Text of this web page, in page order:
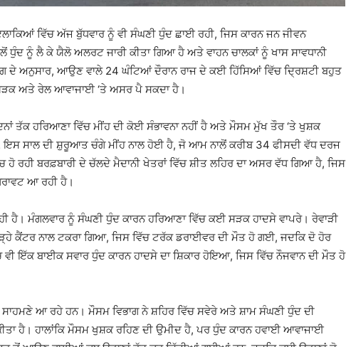
ਵਿੱਚ ਅੱਜ ਬੁੱਧਵਾਰ ਨੂੰ ਵੀ ਸੰਘਣੀ ਧੁੰਦ ਛਾਈ ਰਹੀ, ਜਿਸ ਕਾਰਨ ਜਨ ਜੀਵਨ
ਧੁੰਦ ਨੂੰ ਲੈ ਕੇ ਯੈਲੋ ਅਲਰਟ ਜਾਰੀ ਕੀਤਾ ਗਿਆ ਹੈ ਅਤੇ ਵਾਹਨ ਚਾਲਕਾਂ ਨੂੰ ਖਾਸ ਸਾਵਧਾਨੀ
ਦੇ ਅਨੁਸਾਰ, ਆਉਣ ਵਾਲੇ 24 ਘੰਟਿਆਂ ਦੌਰਾਨ ਰਾਜ ਦੇ ਕਈ ਹਿੱਸਿਆਂ ਵਿੱਚ ਦ੍ਰਿਸ਼ਟੀ ਬਹੁਤ
ਅਤੇ ਰੇਲ ਆਵਾਜਾਈ ‘ਤੇ ਅਸਰ ਪੈ ਸਕਦਾ ਹੈ।
ਤੱਕ ਹਰਿਆਣਾ ਵਿੱਚ ਮੀਂਹ ਦੀ ਕੋਈ ਸੰਭਾਵਨਾ ਨਹੀਂ ਹੈ ਅਤੇ ਮੌਸਮ ਮੁੱਖ ਤੌਰ ‘ਤੇ ਖੁਸ਼ਕ
ਇਸ ਸਾਲ ਦੀ ਸ਼ੁਰੂਆਤ ਚੰਗੇ ਮੀਂਹ ਨਾਲ ਹੋਈ ਹੈ, ਜੋ ਆਮ ਨਾਲੋਂ ਕਰੀਬ 34 ਫੀਸਦੀ ਵੱਧ ਦਰਜ
ਹੋ ਰਹੀ ਬਰਫ਼ਬਾਰੀ ਦੇ ਚੱਲਦੇ ਮੈਦਾਨੀ ਖੇਤਰਾਂ ਵਿੱਚ ਸ਼ੀਤ ਲਹਿਰ ਦਾ ਅਸਰ ਵੱਧ ਗਿਆ ਹੈ, ਜਿਸ
ਆ ਰਹੀ ਹੈ।
ਹੈ। ਮੰਗਲਵਾਰ ਨੂੰ ਸੰਘਣੀ ਧੁੰਦ ਕਾਰਨ ਹਰਿਆਣਾ ਵਿੱਚ ਕਈ ਸੜਕ ਹਾਦਸੇ ਵਾਪਰੇ। ਰੇਵਾੜੀ
ਕੈਂਟਰ ਨਾਲ ਟਕਰਾ ਗਿਆ, ਜਿਸ ਵਿੱਚ ਟਰੱਕ ਡਰਾਈਵਰ ਦੀ ਮੌਤ ਹੋ ਗਈ, ਜਦਕਿ ਦੋ ਹੋਰ
ਇੱਕ ਬਾਈਕ ਸਵਾਰ ਧੁੰਦ ਕਾਰਨ ਹਾਦਸੇ ਦਾ ਸ਼ਿਕਾਰ ਹੋਇਆ, ਜਿਸ ਵਿੱਚ ਨੌਜਵਾਨ ਦੀ ਮੌਤ ਹੋ
ਸਾਹਮਣੇ ਆ ਰਹੇ ਹਨ। ਮੌਸਮ ਵਿਭਾਗ ਨੇ ਸ਼ਹਿਰ ਵਿੱਚ ਸਵੇਰੇ ਅਤੇ ਸ਼ਾਮ ਸੰਘਣੀ ਧੁੰਦ ਦੀ
ਹੈ। ਹਾਲਾਂਕਿ ਮੌਸਮ ਖੁਸ਼ਕ ਰਹਿਣ ਦੀ ਉਮੀਦ ਹੈ, ਪਰ ਧੁੰਦ ਕਾਰਨ ਹਵਾਈ ਆਵਾਜਾਈ